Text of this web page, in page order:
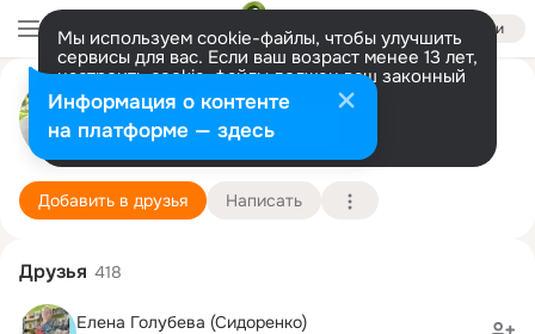
Войти
Мы используем cookie-файлы, чтобы улучшить
сервисы для вас. Если ваш возраст менее 13 лет,
настроить cookie-файлы должен ваш законный
представитель. Больше информации
Разрешить все Настроить
Валентина Егельская
Москва 18 февраля Подробнее
Добавить в друзья Написать
Друзья 418
Елена Голубева (Сидоренко)
Информация о контенте
на платформе — здесь